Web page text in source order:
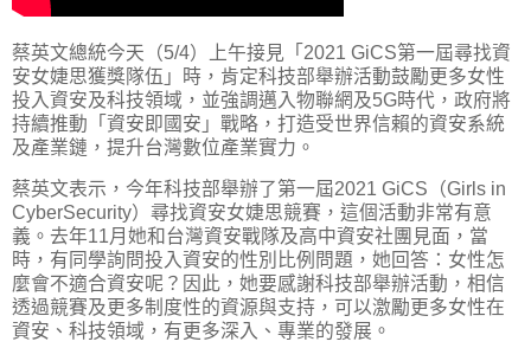
蔡英文總統今天（5/4）上午接見「2021 GiCS第一屆尋找資
安女婕思獲獎隊伍」時，肯定科技部舉辦活動鼓勵更多女性
投入資安及科技領域，並強調邁入物聯網及5G時代，政府將
持續推動「資安即國安」戰略，打造受世界信賴的資安系統
及產業鏈，提升台灣數位產業實力。
蔡英文表示，今年科技部舉辦了第一屆2021 GiCS（Girls in
CyberSecurity）尋找資安女婕思競賽，這個活動非常有意
義。去年11月她和台灣資安戰隊及高中資安社團見面，當
時，有同學詢問投入資安的性別比例問題，她回答：女性怎
麼會不適合資安呢？因此，她要感謝科技部舉辦活動，相信
透過競賽及更多制度性的資源與支持，可以激勵更多女性在
資安、科技領域，有更多深入、專業的發展。